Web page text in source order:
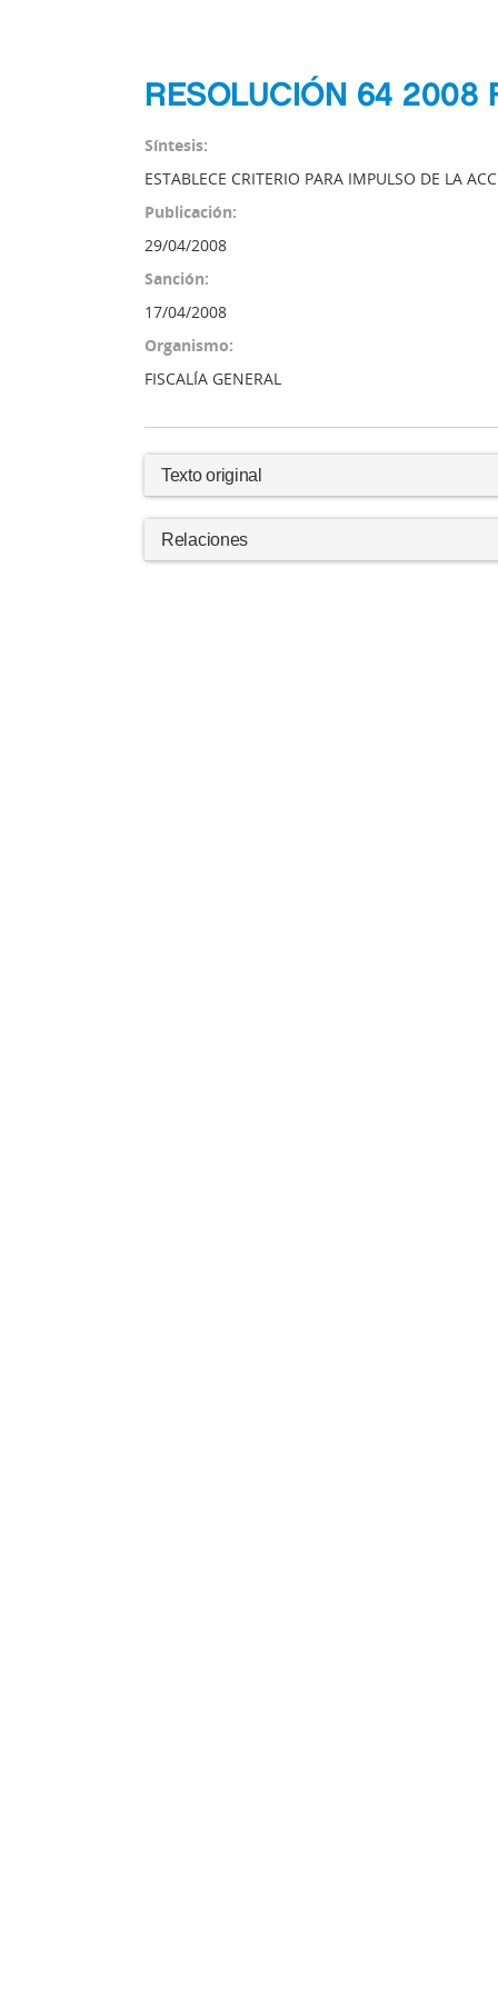
RESOLUCIÓN 64 2008
Síntesis:
ESTABLECE CRITERIO PARA IMPULSO DE LA
Publicación:
29/04/2008
Sanción:
17/04/2008
Organismo:
FISCALÍA GENERAL
Texto original
Relaciones